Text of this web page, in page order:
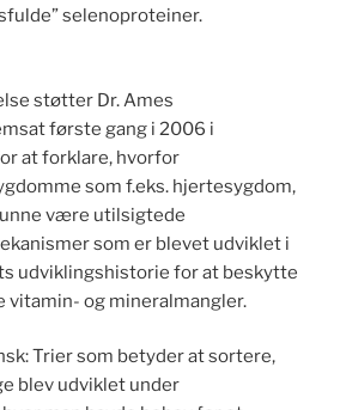
selenoproteiner.
støtter Dr. Ames
første gang i 2006 i
at forklare, hvorfor
som f.eks. hjertesygdom,
være utilsigtede
som er blevet udviklet i
udviklingshistorie for at beskytte
vitamin- og mineralmangler.
Trier som betyder at sortere,
blev udviklet under